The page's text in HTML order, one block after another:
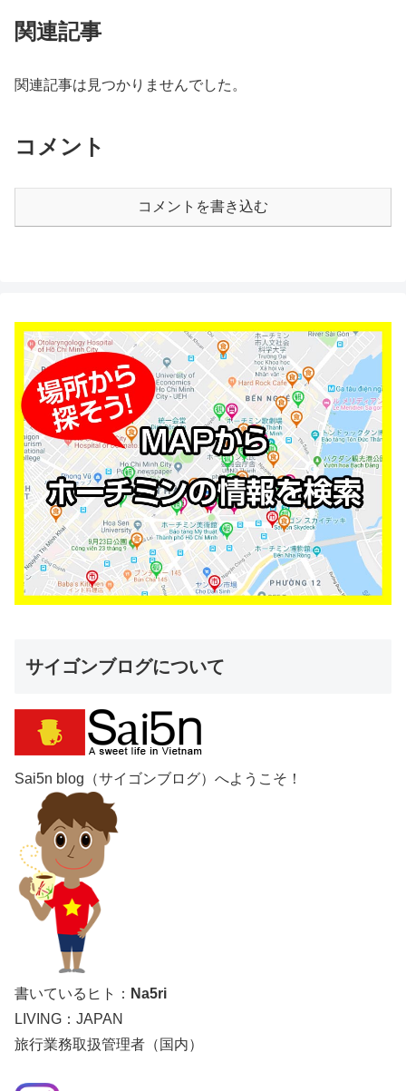
関連記事
関連記事は見つかりませんでした。
コメント
コメントを書き込む
サイゴンブログについて
Sai5n blog（サイゴンブログ）へようこそ！
書いているヒト： Na5ri
LIVING：JAPAN
旅行業務取扱管理者（国内）